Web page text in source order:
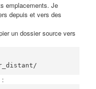
emplacements. Je
depuis et vers des
un dossier source vers
: